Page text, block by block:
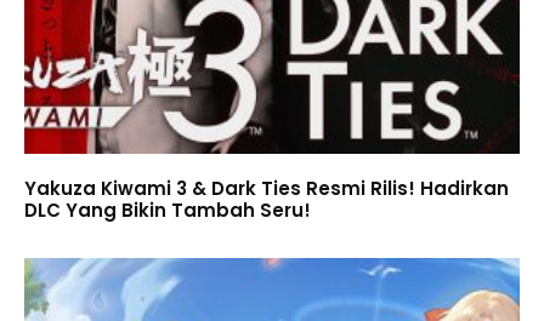
Yakuza Kiwami 3 & Dark Ties Resmi Rilis! Hadirkan
DLC Yang Bikin Tambah Seru!